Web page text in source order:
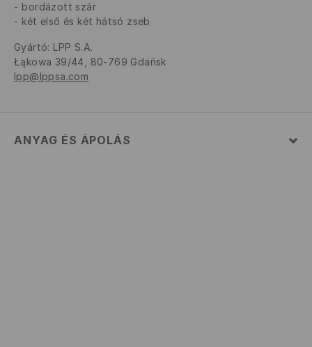
bordázott szár
két első és két hátsó zseb
Gyártó: LPP S.A.
Łąkowa 39/44, 80-769 Gdańsk
lpp@lppsa.com
ANYAG ÉS ÁPOLÁS